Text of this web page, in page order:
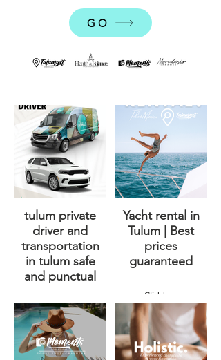
GO
tulum private
driver and
transportation
in tulum safe
and punctual
Click here
Yacht rental in
Tulum | Best
prices
guaranteed
Click here